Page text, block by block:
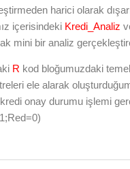
harici olarak
içerisindeki Kredi_Analiz
mini bir analiz
R kod bloğumuzdaki
ele alarak
onay durumu işlemi